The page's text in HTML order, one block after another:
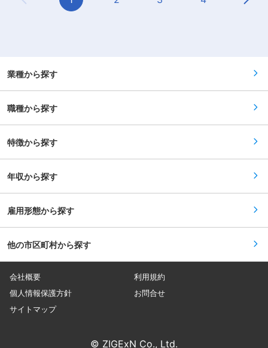
担当顧客の対前年の売上などを考慮し、目標を設
メーカー勉強会等で商品知識を習得していただき
して必要な知識も習得していただきます。 ■働き
方について グループ全体で生産性向上、残業時間
の抑制の取り組みを実施しており、残業は20時間
組んでいます。 ■キャリアパス メンバー→リーダ
います。 変更の範囲：会社の定める業務
業務 ・社外対応（税理士や社労士などとのやり取
やすい環境を作っていきたいと考えております。
増員することで社員1人ひとりの負担を軽減し、
休日日数も今後増やしていく予定です。 ■当社の
運搬をメインにしています。取り扱う競合他社が
創生事業の一環である先導的人材マッチング事業
に基づく求人でございます。
Previous Page
業種から探す
職種から探す
特徴から探す
年収から探す
雇用形態から探す
他の市区町村から探す
会社概要
利用規約
個人情報保護方針
お問合せ
サイトマップ
© ZIGExN Co., Ltd.